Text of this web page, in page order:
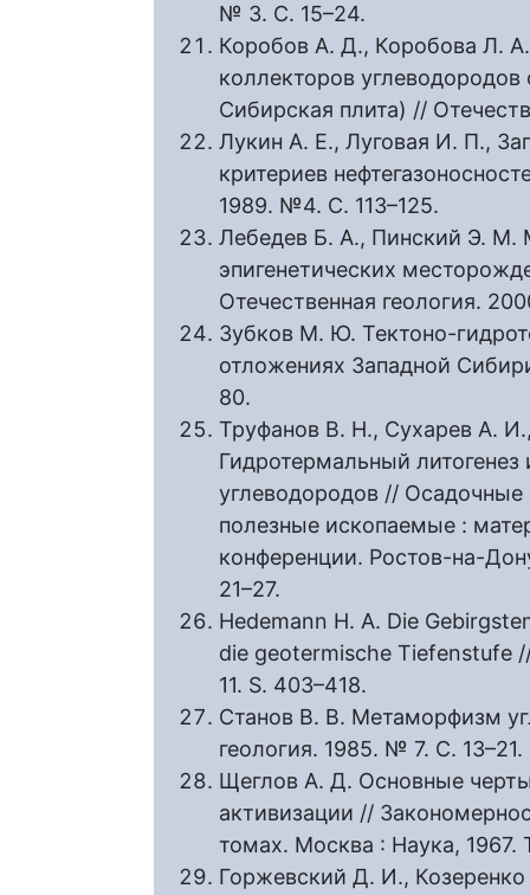
№ 3. С. 15–24.
Коробов А. Д., Коробова Л.
коллекторов
Сибирская плита) //
Лукин А. Е., Луговая И. П.,
критериев
1989. №4. С. 113–125.
Лебедев Б. А., Пинский Э.
эпигенетических
Отечественная геология.
Зубков М. Ю. Тектоно-
отложениях Западной
80.
Труфанов В. Н., Сухарев А.
Гидротермальный
углеводородов //
полезные ископаемые :
конференции. Ростов-на-
21–27.
Hedemann H. A. Die
die geotermische Tiefenstufe
11. S. 403–418.
Станов В. В. Метаморфизм
геология. 1985. № 7. С. 13–21.
Щеглов А. Д. Основные
активизации //
томах. Москва : Наука, 1967.
Горжевский Д. И.,